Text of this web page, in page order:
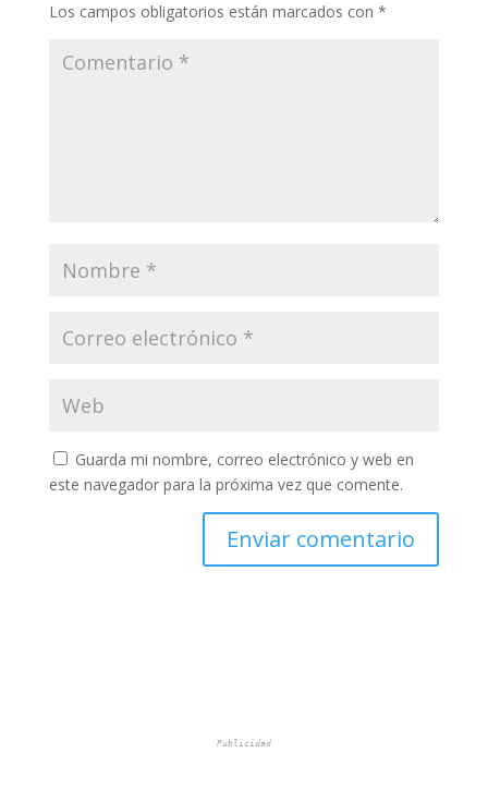
Los campos obligatorios están marcados con *
Guarda mi nombre, correo electrónico y web en
este navegador para la próxima vez que comente.
Publicidad